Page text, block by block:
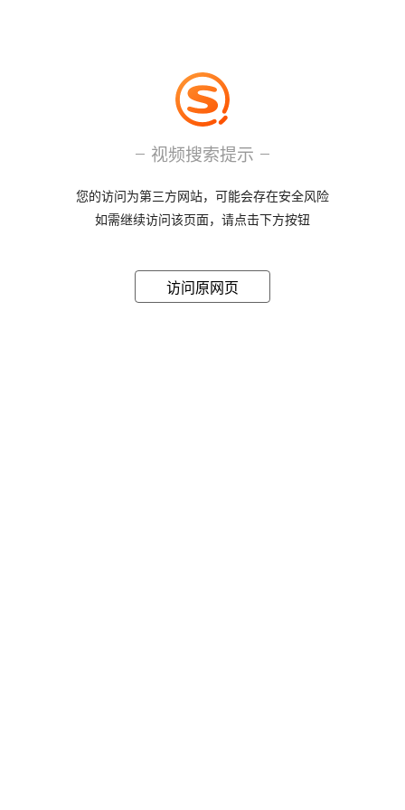
视频搜索提示
您的访问为第三方网站，可能会存在安全风险
如需继续访问该页面，请点击下方按钮
访问原网页